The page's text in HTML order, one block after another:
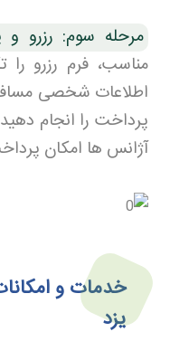
مرحله سوم: رزرو و
مناسب، فرم رزرو را
اطلاعات شخصی
پرداخت را انجام
آژانس ها امکان
خدمات و
یزد